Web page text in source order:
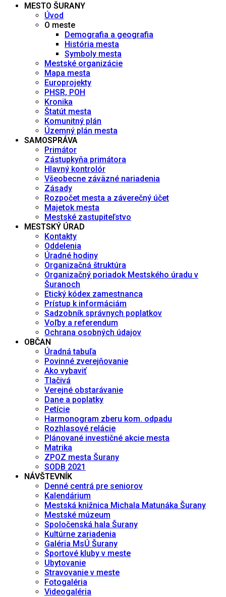
MESTO ŠURANY
Úvod
O meste
Demografia a geografia
História mesta
Symboly mesta
Mestské organizácie
Mapa mesta
Europrojekty
PHSR, POH
Kronika
Štatút mesta
Komunitný plán
Územný plán mesta
SAMOSPRÁVA
Primátor
Zástupkyňa primátora
Hlavný kontrolór
Všeobecne záväzné nariadenia
Zásady
Rozpočet mesta a záverečný účet
Majetok mesta
Mestské zastupiteľstvo
MESTSKÝ ÚRAD
Kontakty
Oddelenia
Úradné hodiny
Organizačná štruktúra
Organizačný poriadok Mestského úradu v
Šuranoch
Etický kódex zamestnanca
Prístup k informáciám
Sadzobník správnych poplatkov
Voľby a referendum
Ochrana osobných údajov
OBČAN
Úradná tabuľa
Povinné zverejňovanie
Ako vybaviť
Tlačivá
Verejné obstarávanie
Dane a poplatky
Petície
Harmonogram zberu kom. odpadu
Rozhlasové relácie
Plánované investičné akcie mesta
Matrika
ZPOZ mesta Šurany
SODB 2021
NÁVŠTEVNÍK
Denné centrá pre seniorov
Kalendárium
Mestská knižnica Michala Matunáka Šurany
Mestské múzeum
Spoločenská hala Šurany
Kultúrne zariadenia
Galéria MsÚ Šurany
Športové kluby v meste
Ubytovanie
Stravovanie v meste
Fotogaléria
Videogaléria